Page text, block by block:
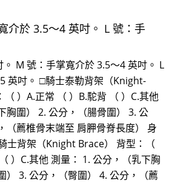
介於 3.5～4 英吋。 L 號：手
M 號：手掌寬介於 3.5～4 英吋。 L
英吋。 □騎士泰勒背架（Knight-
）A.正常 （ ）B.駝背 （ ）C.其他
胸圍） 2. 公分，（腸骨圍） 3. 公
（薦椎骨末端至 肩胛骨脊長度） 身
士背架（Knight Brace） 背型：（
）C.其他 測量： 1. 公分，（乳下胸
） 3. 公分，（臀圍） 4. 公分，（薦